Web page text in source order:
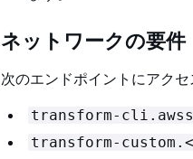
ネットワークの要件
次のエンドポイントにアク
transform-
transform-